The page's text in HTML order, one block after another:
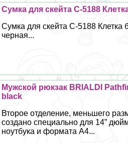
Сумка для скейта С-5188
Сумка для скейта С-5188 Клетка
черная...
Мужской рюкзак BRIALDI
black
Второе отделение, меньшего
создано специально для 14”
ноутбука и формата А4...